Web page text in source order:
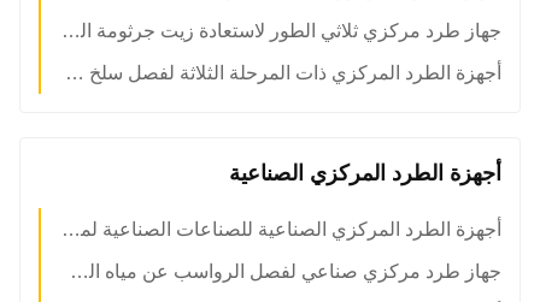
جهاز طرد مركزي ثلاثي الطور لاستعادة زيت جرثومة الذرة
أجهزة الطرد المركزي ذات المرحلة الثلاثة لفصل سلخ زيت الليسيثين
أجهزة الطرد المركزي الصناعية
أجهزة الطرد المركزي الصناعية للصناعات الصناعية لمعالجة ZLD المسبقة
جهاز طرد مركزي صناعي لفصل الرواسب عن مياه الصرف الصحي للمعادن الكاشطة